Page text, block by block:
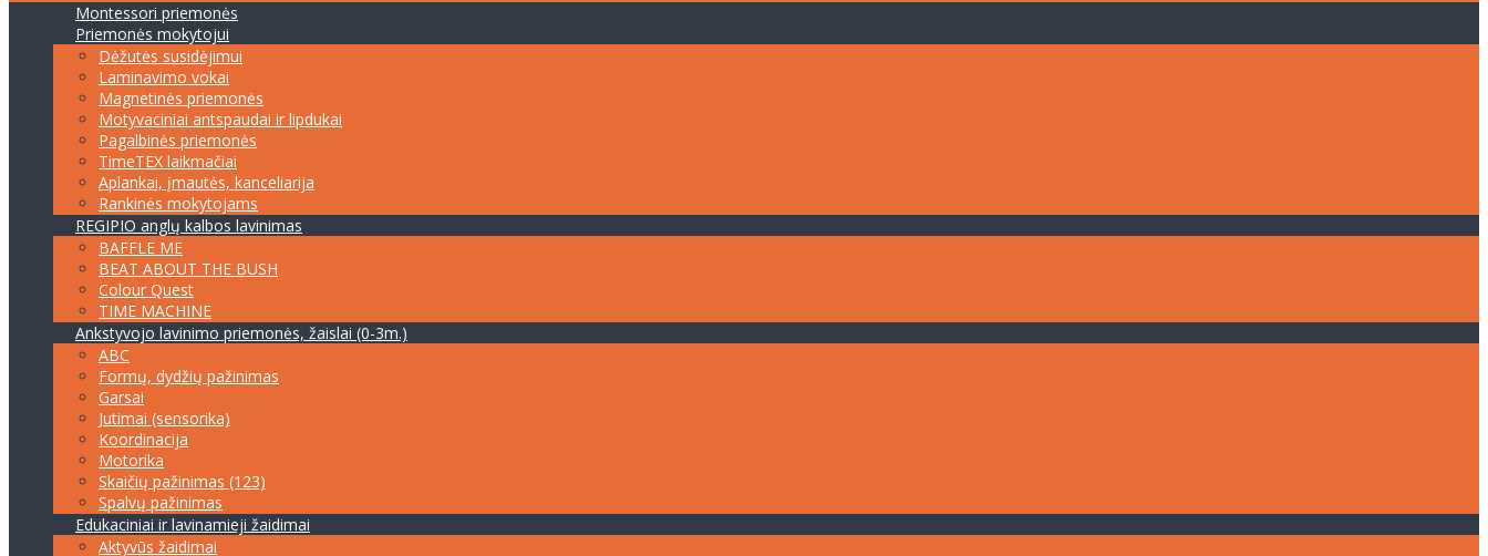
Montessori priemonės
Priemonės mokytojui
Dėžutės susidėjimui
Laminavimo vokai
Magnetinės priemonės
Motyvaciniai antspaudai ir lipdukai
Pagalbinės priemonės
TimeTEX laikmačiai
Aplankai, įmautės, kanceliarija
Rankinės mokytojams
REGIPIO anglų kalbos lavinimas
BAFFLE ME
BEAT ABOUT THE BUSH
Colour Quest
TIME MACHINE
Ankstyvojo lavinimo priemonės, žaislai (0-3m.)
ABC
Formų, dydžių pažinimas
Garsai
Jutimai (sensorika)
Koordinacija
Motorika
Skaičių pažinimas (123)
Spalvų pažinimas
Edukaciniai ir lavinamieji žaidimai
Aktyvūs žaidimai